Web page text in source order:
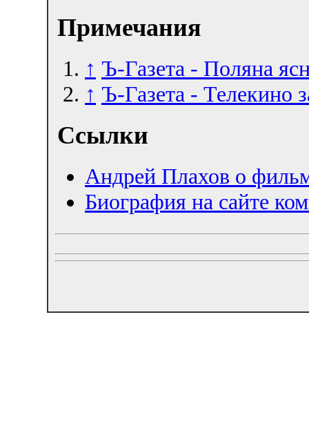
Примечания
↑ Ъ-Газета - Поляна
↑ Ъ-Газета - Телекино
Ссылки
Андрей Плахов о
Биография на сайте